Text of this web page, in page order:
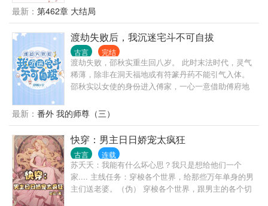
在致富的路上，她总能捡到一些乱七八糟的人，这些
人摇身一变全成了大佬。 河边捡到的傻叔叔是天下第
一神厨：“丫头，来，我教你做菜，咦？你做的菜居然
比我的还好吃！还是你来教我做菜吧！” 路上捡到的糟
老头是第一神医：“孩子，你天赋异禀，适合学医，
啥？你会医术，还会手术，拿我当挡箭牌！！” 山崖下
捡到的失忆公子是第一首富：“小姑娘，你救了我，我
送你千两黄金，啊？你怎么会有我的卖身契？” 破庙门
我要收你为徒！啊啊啊！你个女娃子哪来这么大力，
别打了，要飞了！” 还有那个从山里捡来的小男孩，竟
被她养成了一代君王，还要拐她回家当媳妇儿！
最新： 第462章 大结局
渡劫失败后，我沉迷宅斗不可自拔
古言 完结
渡劫失败，邵秋实重生回八岁。 此时末法时代，灵气
稀薄，除非在洞天福地或有符篆丹药不能引气入体。
邵秋实以女使的身份进入傅家，一心一意借助傅府地
不对劲。 为什么扇巴掌能引气入体？ 为什么砸玉佩能
获得鸿运？ 为什么杀娘子能获得真灵？ 还有这个什么
系统，为什么能炼出道德金光万物母气？ 也有人跟她
一样是重生的？穿越而来夺舍的元婴大能简直要按打
算？气运之子也是多得数不胜数？还有锦鲤团宠真假
千金？ 而她只要牵扯其中就能获得异宝机缘？ 邵秋实
终于不得不相信，这一世，无需禁地历练拼死搏杀，
只需在后宅扯扯头花就能提升修为。 在修为快速提升
最新： 番外 我的师尊（三）
快穿：男主日日娇宠太疯狂
古言 连载
苏夭夭：我能有什么坏心思？我只是想给他们一个
家.... 主线任务：穿梭各个世界，给那些万年单身的男
主们送老婆。（伪） 穿梭各个世界，跟男主的各个切